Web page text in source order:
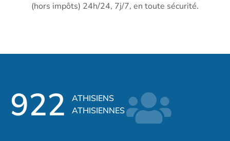
(hors impôts) 24h/24, 7j/7, en toute sécurité.
922
ATHISIENS
ATHISIENNES